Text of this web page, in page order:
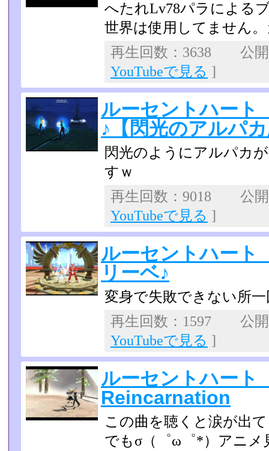
へたれLv78パラによる
世界は使用してません
再生回数：3638 公
YouTubeで見る ]
ルーセントハー
♪【閃光のアルパ
閃光のようにアルパカ
すｗ
再生回数：9018 公
YouTubeで見る ]
ルーセントハー
リーベ♪
変身で失敗できない所
再生回数：1597 公
YouTubeで見る ]
ルーセントハー
Reincarnation
この曲を聴くと涙が出
でもσ（゜ω゜*）アニ